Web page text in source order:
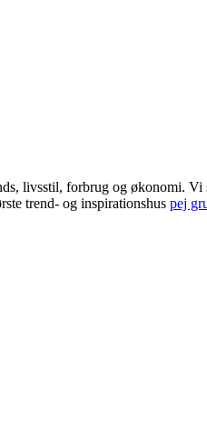
livsstil, forbrug og økonomi.
trend- og inspirationshus pej